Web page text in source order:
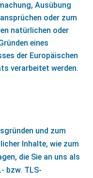
Ausübung
oder zum
natürlichen oder
eines
der Europäischen
verarbeitet werden.
und zum
Inhalte, wie zum
die Sie an uns als
bzw. TLS-